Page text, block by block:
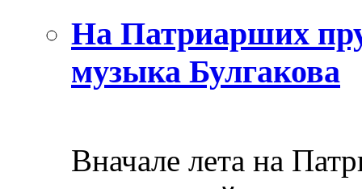
На Патриарших
музыка Булгакова
Вначале лета на